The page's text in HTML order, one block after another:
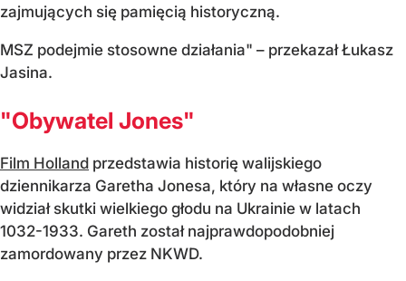
zajmujących się pamięcią historyczną.
MSZ podejmie stosowne działania" – przekazał Łukasz
Jasina.
"Obywatel Jones"
Film Holland przedstawia historię walijskiego
dziennikarza Garetha Jonesa, który na własne oczy
widział skutki wielkiego głodu na Ukrainie w latach
1032-1933. Gareth został najprawdopodobniej
zamordowany przez NKWD.